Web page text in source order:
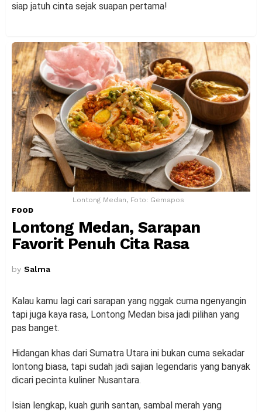
siap jatuh cinta sejak suapan pertama!
Lontong Medan, Foto: Gemapos
FOOD
Lontong Medan, Sarapan
Favorit Penuh Cita Rasa
by Salma
Kalau kamu lagi cari sarapan yang nggak cuma ngenyangin
tapi juga kaya rasa, Lontong Medan bisa jadi pilihan yang
pas banget.
Hidangan khas dari Sumatra Utara ini bukan cuma sekadar
lontong biasa, tapi sudah jadi sajian legendaris yang banyak
dicari pecinta kuliner Nusantara.
Isian lengkap, kuah gurih santan, sambal merah yang